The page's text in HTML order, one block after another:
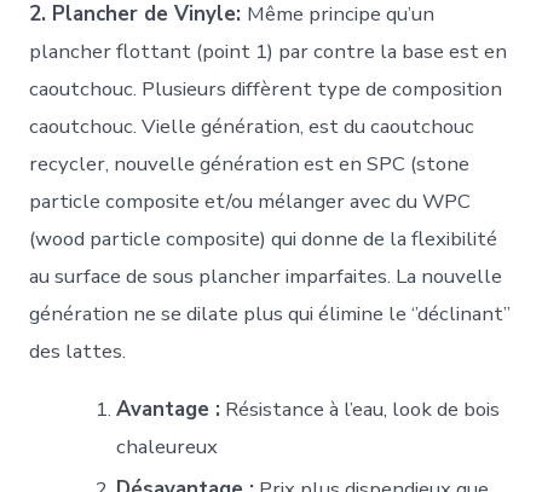
2. Plancher de Vinyle: Même principe qu’un
plancher flottant (point 1) par contre la base est en
caoutchouc. Plusieurs diffèrent type de composition
caoutchouc. Vielle génération, est du caoutchouc
recycler, nouvelle génération est en SPC (stone
particle composite et/ou mélanger avec du WPC
(wood particle composite) qui donne de la flexibilité
au surface de sous plancher imparfaites. La nouvelle
génération ne se dilate plus qui élimine le ‘’déclinant’’
des lattes.
Avantage : Résistance à l’eau, look de bois
chaleureux